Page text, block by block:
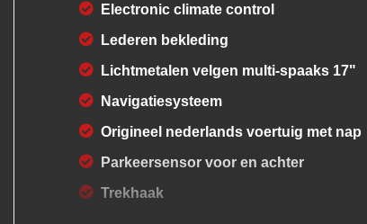
Electronic climate control
Lederen bekleding
Lichtmetalen velgen multi-spaaks 17"
Navigatiesysteem
Origineel nederlands voertuig met nap
Parkeersensor voor en achter
Trekhaak